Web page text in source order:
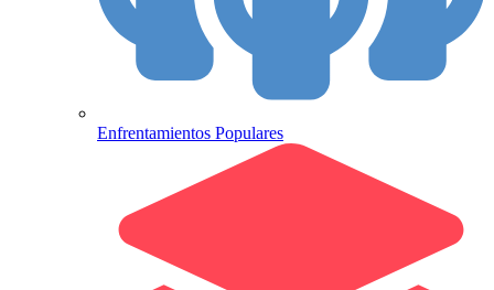
Enfrentamientos Populares